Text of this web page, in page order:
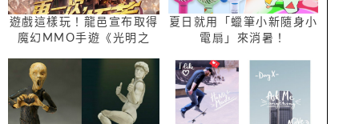
遊戲這樣玩！龍邑宣布取得
魔幻MMO手遊《光明之
夏日就用「蠟筆小新隨身小
電扇」來消暑！